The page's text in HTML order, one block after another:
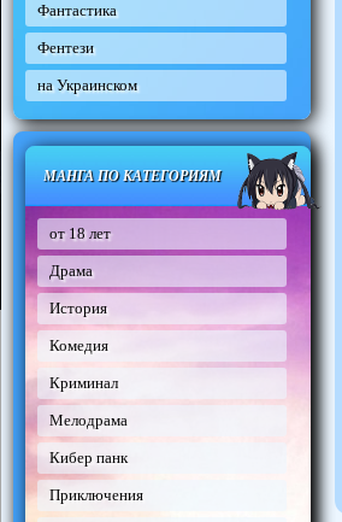
Фантастика
Фентези
на Украинском
МАНГА ПО КАТЕГОРИЯМ
от 18 лет
Драма
История
Комедия
Криминал
Мелодрама
Кибер панк
Приключения